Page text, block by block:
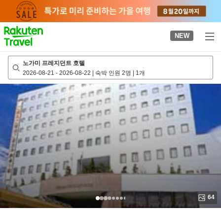
page
NEW
노가미 프레지던트 호텔
2026-08-21 - 2026-08-22 | 숙박 인원 2명 | 1개
64